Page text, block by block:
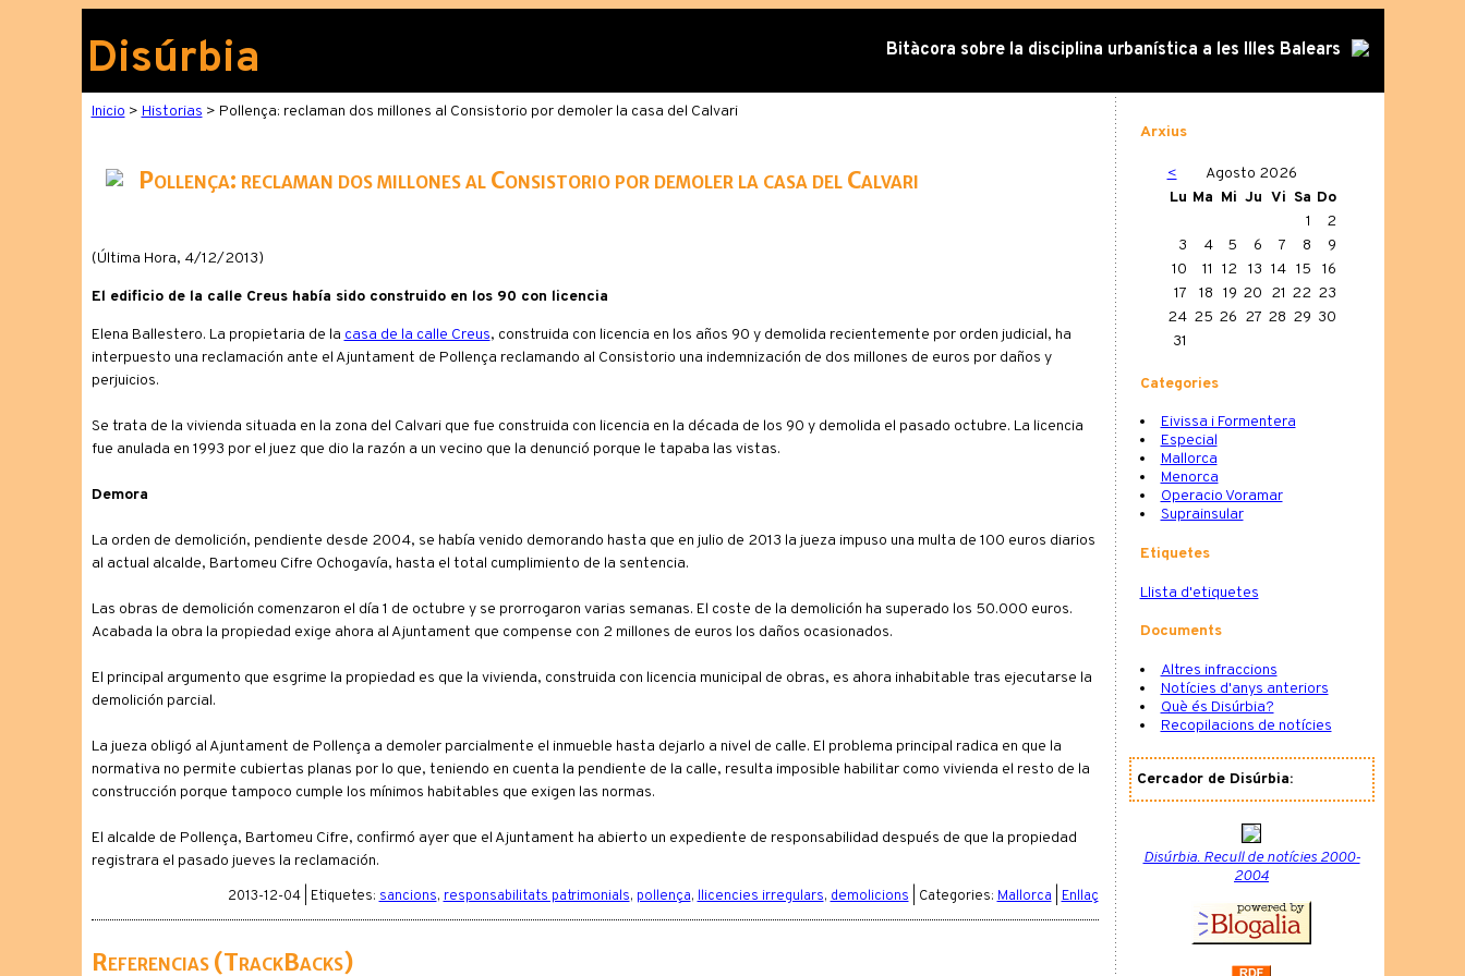
Disúrbia Bitàcora sobre la disciplina urbanística a les Illes Balears
Inicio > Historias > Pollença: reclaman dos millones al Consistorio por demoler la casa del Calvari
Pollença: reclaman dos millones al Consistorio por demoler la casa del Calvari
(Última Hora, 4/12/2013)
El edificio de la calle Creus había sido construido en los 90 con licencia
Elena Ballestero. La propietaria de la casa de la calle Creus, construida con licencia en los años 90 y demolida recientemente por orden judicial, ha
interpuesto una reclamación ante el Ajuntament de Pollença reclamando al Consistorio una indemnización de dos millones de euros por daños y
perjuicios.
Se trata de la vivienda situada en la zona del Calvari que fue construida con licencia en la década de los 90 y demolida el pasado octubre. La licencia
fue anulada en 1993 por el juez que dio la razón a un vecino que la denunció porque le tapaba las vistas.
Demora
La orden de demolición, pendiente desde 2004, se había venido demorando hasta que en julio de 2013 la jueza impuso una multa de 100 euros diarios
al actual alcalde, Bartomeu Cifre Ochogavía, hasta el total cumplimiento de la sentencia.
Las obras de demolición comenzaron el día 1 de octubre y se prorrogaron varias semanas. El coste de la demolición ha superado los 50.000 euros.
Acabada la obra la propiedad exige ahora al Ajuntament que compense con 2 millones de euros los daños ocasionados.
El principal argumento que esgrime la propiedad es que la vivienda, construida con licencia municipal de obras, es ahora inhabitable tras ejecutarse la
demolición parcial.
La jueza obligó al Ajuntament de Pollença a demoler parcialmente el inmueble hasta dejarlo a nivel de calle. El problema principal radica en que la
normativa no permite cubiertas planas por lo que, teniendo en cuenta la pendiente de la calle, resulta imposible habilitar como vivienda el resto de la
construcción porque tampoco cumple los mínimos habitables que exigen las normas.
El alcalde de Pollença, Bartomeu Cifre, confirmó ayer que el Ajuntament ha abierto un expediente de responsabilidad después de que la propiedad
registrara el pasado jueves la reclamación.
2013-12-04 | Etiquetes: sancions, responsabilitats patrimonials, pollença, llicencies irregulars, demolicions | Categories: Mallorca Enllaç
Referencias (TrackBacks)
Arxius
<
Agosto 2026
Lu Ma Mi Ju Vi Sa Do
1
2
3
4 5 6 7 8
9
10
11 12 13 14 15
16
17
18 19 20 21 22 23
24 25 26 27 28 29 30
31
Categories
Eivissa i Formentera
Especial
Mallorca
Menorca
Operacio Voramar
Suprainsular
Etiquetes
Llista d'etiquetes
Documents
Altres infraccions
Notícies d'anys anteriors
Què és Disúrbia?
Recopilacions de notícies
Cercador de Disúrbia:
Disúrbia. Recull de notícies 2000-
2004